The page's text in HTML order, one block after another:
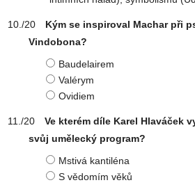
Kým se inspiroval Machar při
Vindobona?
Baudelairem
Valérym
Ovidiem
Ve kterém díle Karel Hlaváček
svůj umělecký program?
Mstivá kantiléna
S vědomím věků